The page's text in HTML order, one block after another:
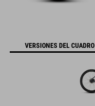
VERSIONES DEL CUADRO